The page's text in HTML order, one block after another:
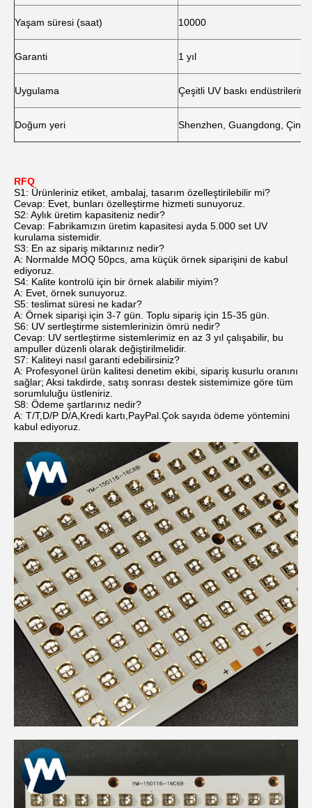
Yaşam süresi (saat) 10000
Garanti 1 yıl
Uygulama Çeşitli UV baskı
Doğum yeri Shenzhen, Guangdong, Çin
RFQ
S1: Ürünleriniz etiket, ambalaj, tasarım özelleştirilebilir mi?
Cevap: Evet, bunları özelleştirme hizmeti sunuyoruz.
S2: Aylık üretim kapasiteniz nedir?
Cevap: Fabrikamızın üretim kapasitesi ayda 5.000 set UV
kurulama sistemidir.
S3: En az sipariş miktarınız nedir?
A: Normalde MOQ 50pcs, ama küçük örnek siparişini de kabul
ediyoruz.
S4: Kalite kontrolü için bir örnek alabilir miyim?
A: Evet, örnek sunuyoruz.
S5: teslimat süresi ne kadar?
A: Örnek siparişi için 3-7 gün. Toplu sipariş için 15-35 gün.
S6: UV sertleştirme sistemlerinizin ömrü nedir?
Cevap: UV sertleştirme sistemlerimiz en az 3 yıl çalışabilir, bu
ampuller düzenli olarak değiştirilmelidir.
S7: Kaliteyi nasıl garanti edebilirsiniz?
A: Profesyonel ürün kalitesi denetim ekibi, sipariş kusurlu oranını
sağlar; Aksi takdirde, satış sonrası destek sistemimize göre tüm
sorumluluğu üstleniriz.
S8: Ödeme şartlarınız nedir?
A: T/T,D/P D/A,Kredi kartı,PayPal.Çok sayıda ödeme yöntemini
kabul ediyoruz.